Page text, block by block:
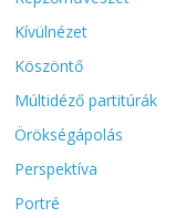
Kívülnézet
Köszöntő
Múltidéző partitúrák
Örökségápolás
Perspektíva
Portré